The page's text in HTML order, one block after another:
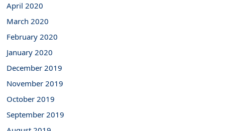
April 2020
March 2020
February 2020
January 2020
December 2019
November 2019
October 2019
September 2019